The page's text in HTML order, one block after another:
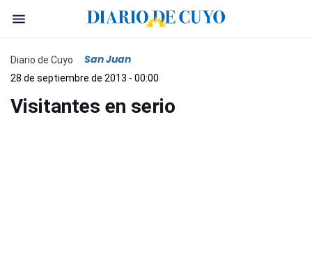
Diario de Cuyo San Juan
28 de septiembre de 2013 - 00:00
Visitantes en serio